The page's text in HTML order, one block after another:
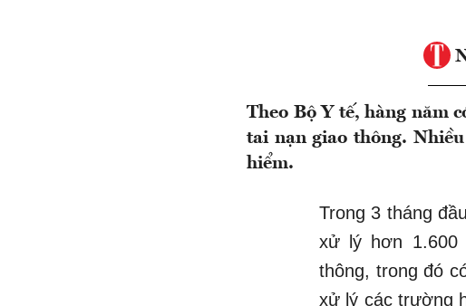
Theo Bộ Y tế, hàng năm
tai nạn giao thông.
hiểm.
Trong 3 tháng
xử lý hơn 1.600
thông, trong đó
xử lý các trường